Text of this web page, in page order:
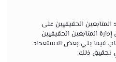
الحقيقيين على
المتابعين الحقيقيين
فيما يلي بعض الاستعداد
تحقيق ذلك: